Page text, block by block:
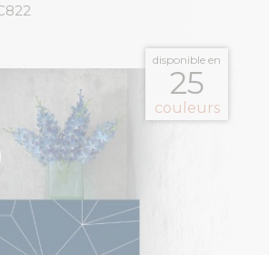
disponible en
25
couleurs